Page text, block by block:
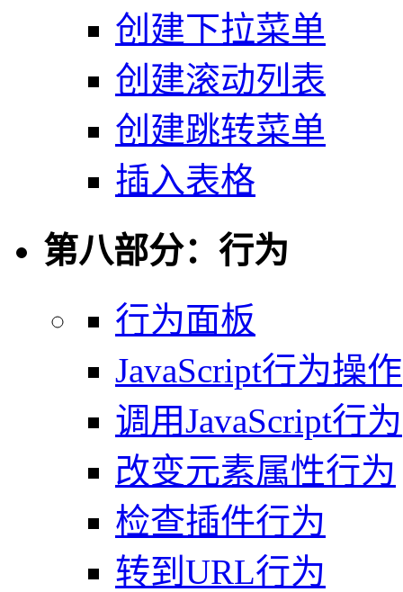
创建下拉菜单
创建滚动列表
创建跳转菜单
插入表格
第八部分：行为
行为面板
JavaScript行为操作
调用JavaScript行为
改变元素属性行为
检查插件行为
转到URL行为